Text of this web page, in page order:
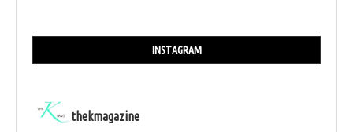
INSTAGRAM
thekmagazine